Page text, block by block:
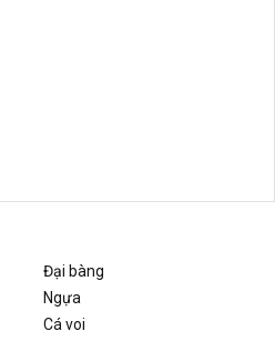
Đại bàng
Ngựa
Cá voi